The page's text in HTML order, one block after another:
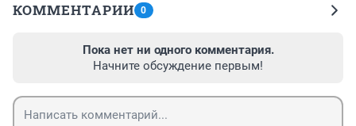
КОММЕНТАРИИ 0
Пока нет ни одного комментария.
Начните обсуждение первым!